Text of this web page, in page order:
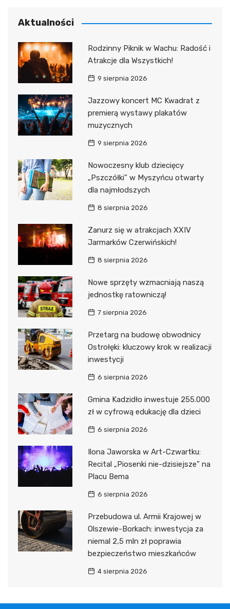
Aktualności
Rodzinny Piknik w Wachu: Radość i
Atrakcje dla Wszystkich!
9 sierpnia 2026
Jazzowy koncert MC Kwadrat z
premierą wystawy plakatów
muzycznych
9 sierpnia 2026
Nowoczesny klub dziecięcy
„Pszczółki” w Myszyńcu otwarty
dla najmłodszych
8 sierpnia 2026
Zanurz się w atrakcjach XXIV
Jarmarków Czerwińskich!
8 sierpnia 2026
Nowe sprzęty wzmacniają naszą
jednostkę ratowniczą!
7 sierpnia 2026
Przetarg na budowę obwodnicy
Ostrołęki: kluczowy krok w realizacji
inwestycji
6 sierpnia 2026
Gmina Kadzidło inwestuje 255.000
zł w cyfrową edukację dla dzieci
6 sierpnia 2026
Ilona Jaworska w Art-Czwartku:
Recital „Piosenki nie-dzisiejsze” na
Placu Bema
6 sierpnia 2026
Przebudowa ul. Armii Krajowej w
Olszewie-Borkach: inwestycja za
niemal 2,5 mln zł poprawia
bezpieczeństwo mieszkańców
4 sierpnia 2026